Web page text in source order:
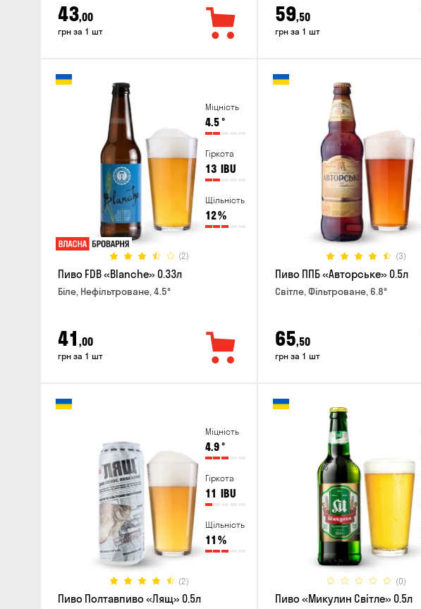
43,00
грн за 1 шт
59,50
грн за 1 шт
Міцність
4.5°
Гіркота
13 IBU
Щільність
12%
(2)
Пиво FDB «Blanche» 0.33л
Біле, Нефільтроване, 4.5°
41 ,00
грн за 1 шт
(3)
Пиво ППБ «Авторське» 0.5л
Світле, Фільтроване, 6.8°
65,50
грн за 1 шт
Міцність
4.9°
Гіркота
11 IBU
Щільність
11 %
(2)
Пиво Полтавпиво «Лящ» 0.5л
(0)
Пиво «Микулин Світле» 0.5л